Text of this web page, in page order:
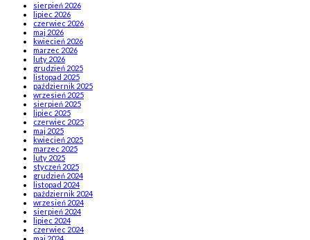
sierpień 2026
lipiec 2026
czerwiec 2026
maj 2026
kwiecień 2026
marzec 2026
luty 2026
grudzień 2025
listopad 2025
październik 2025
wrzesień 2025
sierpień 2025
lipiec 2025
czerwiec 2025
maj 2025
kwiecień 2025
marzec 2025
luty 2025
styczeń 2025
grudzień 2024
listopad 2024
październik 2024
wrzesień 2024
sierpień 2024
lipiec 2024
czerwiec 2024